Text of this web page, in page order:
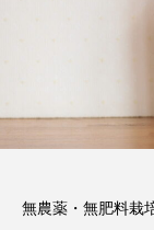
無農薬・無肥料栽